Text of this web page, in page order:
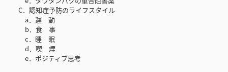
C．認知症予防のライフスタイル
a．運 動
b．食 事
c．睡 眠
d．喫 煙
e．ポジティブ思考